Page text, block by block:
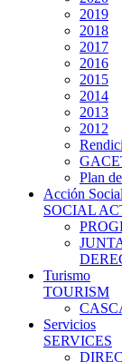
2019
2018
2017
2016
2015
2014
2013
2012
Plan
Acción Social
SOCIAL
Turismo
TOURISM
Servicios
SERVICES